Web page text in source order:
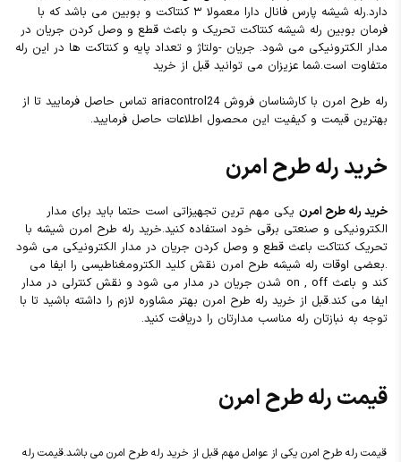
دارد.رله شیشه پارس فانال دارا معمولا ۳ کنتاکت و بوبین می باشد که با
فرمان بوبین رله شیشه کنتاکت تحریک و باعث قطع و وصل کردن جریان در
مدار الکترونیکی می شود. جریان -ولتاژ و تعداد پایه و کنتاکت ها در این رله
متفاوت است.شما عزيزان می توانید قبل از خرید
رله طرح امرن با کارشناسان فروش ariacontrol24 تماس حاصل فرمایید تا از
بهترین قیمت و کیفیت این محصول اطلاعات حاصل فرمایید.
خرید رله طرح امرن
خرید رله طرح امرن یکی مهم ترین تجهیزاتی است حتما باید برای مدار
الکترونیکی و صنعتی برقی خود استفاده کنید.خرید رله طرح امرن شیشه با
تحریک کنتاکت باعث قطع و وصل کردن جریان در مدار الکترونیکی می شود
.بعضی اوقات رله شیشه طرح امرن نقش کلید الکترومغناطیسی را ایفا می
کند و باعث on , off شدن جریان در مدار می شود و نقش کنترلی در مدار
ایفا می کند.قبل از خرید رله طرح امرن بهتر مشاوره لازم را داشته باشید تا با
توجه به نبازتان رله مناسب مدارتان را دریافت کنید.
قیمت رله طرح امرن
قیمت رله طرح امرن یکی از عوامل مهم قبل از خرید رله طرح امرن می باشد.قیمت رله